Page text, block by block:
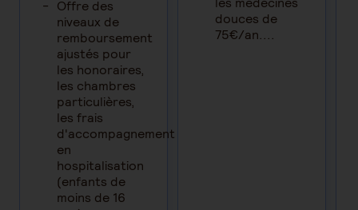
Offre des
niveaux de
remboursement
ajustés pour
les honoraires,
les chambres
particulières,
les frais
d'accompagnement
en
hospitalisation
(enfants de
moins de 16
douces de
75€/an....